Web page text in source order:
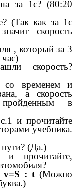
за 1с? (80:20
(Так как за 1с
скорость
, который за 3
скорость?
со временем и
а скорость
пройденным в
и прочитайте
учебника.
(Да.)
и прочитайте,
v=S : t(Можно